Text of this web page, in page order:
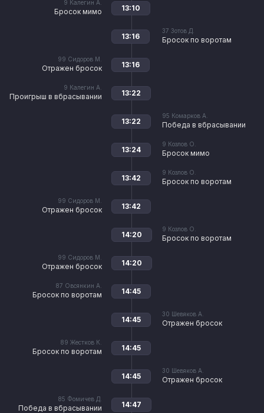
9 Калегин А.
Бросок мимо 13:10
37 Зотов Д.
Бросок по воротам
13:16
99 Сидоров М.
Отражен бросок 13:16
9 Калегин А.
Проигрыш в вбрасывании 13:22
95 Комарков А.
Победа в вбрасывании
13:22
9 Козлов О.
Бросок мимо
13:24
9 Козлов О.
Бросок по воротам
13:42
99 Сидоров М.
Отражен бросок 13:42
9 Козлов О.
Бросок по воротам
14:20
99 Сидоров М.
Отражен бросок 14:20
87 Овсянкин А.
Бросок по воротам 14:45
30 Шевяков А.
Отражен бросок
14:45
89 Жестков К.
Бросок по воротам 14:45
30 Шевяков А.
Отражен бросок
14:45
85 Фомичев Д.
Победа в вбрасывании 14:47